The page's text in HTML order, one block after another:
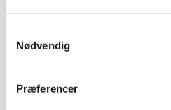
Nødvendig
Præferencer
Selvom de ikke ønsker at
sig ud, er begge mødre klar